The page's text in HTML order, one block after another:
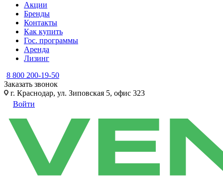
Акции
Бренды
Контакты
Как купить
Гос. программы
Аренда
Лизинг
8 800 200-19-50
Заказать звонок
г. Краснодар, ул. Зиповская 5, офис 323
Войти